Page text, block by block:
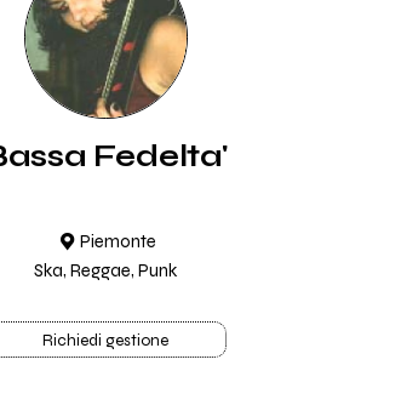
Fedelta'
Piemonte
Ska, Reggae, Punk
Richiedi gestione